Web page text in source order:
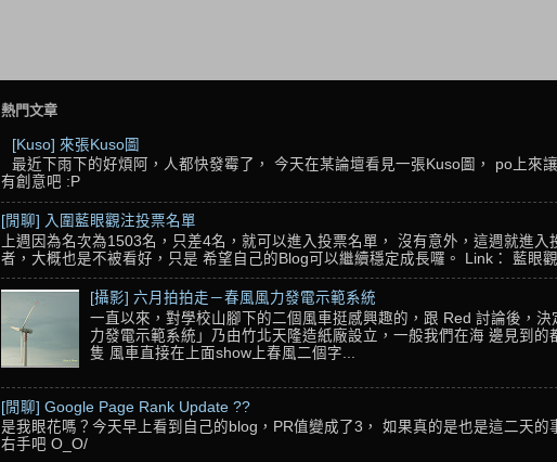
熱門文章
[Kuso] 來張Kuso圖
最近下雨下的好煩阿，人都快發霉了， 今天在某論壇看見一張Kuso圖， po上
有創意吧 :P
[閒聊] 入圍藍眼觀注投票名單
上週因為名次為1503名，只差4名，就可以進入投票名單， 沒有意外，這週就進
者，大概也是不被看好，只是 希望自己的Blog可以繼續穩定成長囉。 Link： 藍眼
[攝影] 六月拍拍走－春風風力發電示範系統
一直以來，對學校山腳下的二個風車挺感興趣的，跟 Red 討論後，
力發電示範系統」乃由竹北天隆造紙廠設立，一般我們在海 邊見到
隻 風車直接在上面show上春風二個字...
[閒聊] Google Page Rank Update ??
是我眼花嗎？今天早上看到自己的blog，PR值變成了3， 如果真的是也是這二天
右手吧 O_O/